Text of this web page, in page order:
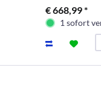
€ 668,99 *
1 sofort